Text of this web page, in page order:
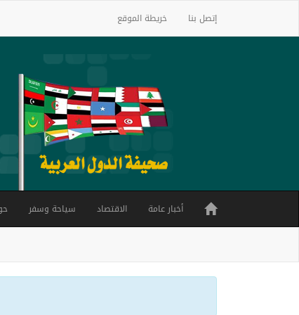
إتصل بنا خريطة الموقع
أخبار عامة الاقتصاد سياحة وسفر